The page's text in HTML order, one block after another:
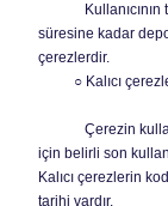
Kullanıcının
süresine kadar
çerezlerdir.
○ Kalıcı
Çerezin
için belirli son
Kalıcı çerezlerin
tarihi vardır.